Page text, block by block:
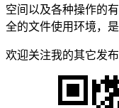
空间以及各种操作的
全的文件使用环境，
欢迎关注我的其它发